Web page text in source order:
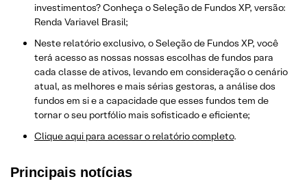
investimentos? Conheça o Seleção de Fundos XP, versão:
Renda Variavel Brasil;
Neste relatório exclusivo, o Seleção de Fundos XP, você
terá acesso as nossas nossas escolhas de fundos para
cada classe de ativos, levando em consideração o cenário
atual, as melhores e mais sérias gestoras, a análise dos
fundos em si e a capacidade que esses fundos tem de
tornar o seu portfólio mais sofisticado e eficiente;
Clique aqui para acessar o relatório completo.
Principais notícias